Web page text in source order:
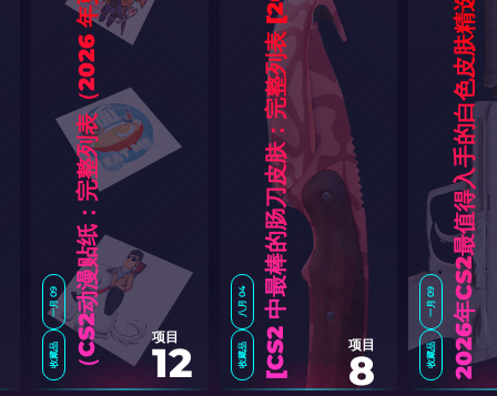
一月 09
收藏品 2
0
2
6
年
C
S
2
最
值
得
入
手
的
白
色
皮
肤
精
选
八月 04
收藏品
C
S
2
中
最
棒
的
肠
刀
皮
肤
：
完
整
列
表
[
2
0
2
6
] 项目
8
一月 09
收藏品 C
S
2
动
漫
贴
纸
：
完
整
列
表
（
2
0
2
6
年
更
新
） 项目
12